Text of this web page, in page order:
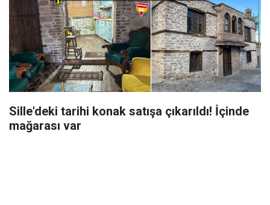
Sille'deki tarihi konak satışa çıkarıldı! İçinde
mağarası var